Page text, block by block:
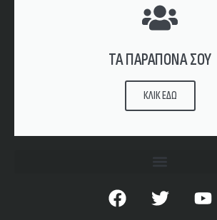
ΤΑ ΠΑΡΑΠΟΝΑ ΣΟΥ
ΚΛΙΚ ΕΔΩ